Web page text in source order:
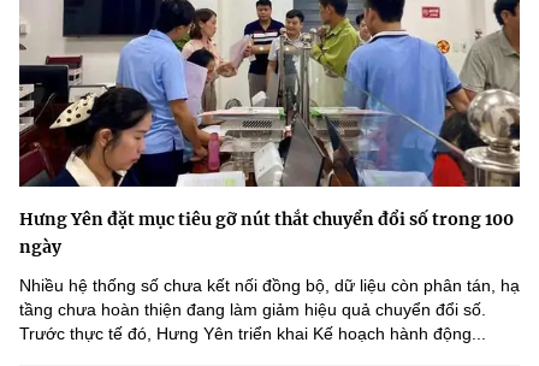
Hưng Yên đặt mục tiêu gỡ nút thắt chuyển đổi số trong 100
ngày
Nhiều hệ thống số chưa kết nối đồng bộ, dữ liệu còn phân tán, hạ
tầng chưa hoàn thiện đang làm giảm hiệu quả chuyển đổi số.
Trước thực tế đó, Hưng Yên triển khai Kế hoạch hành động...